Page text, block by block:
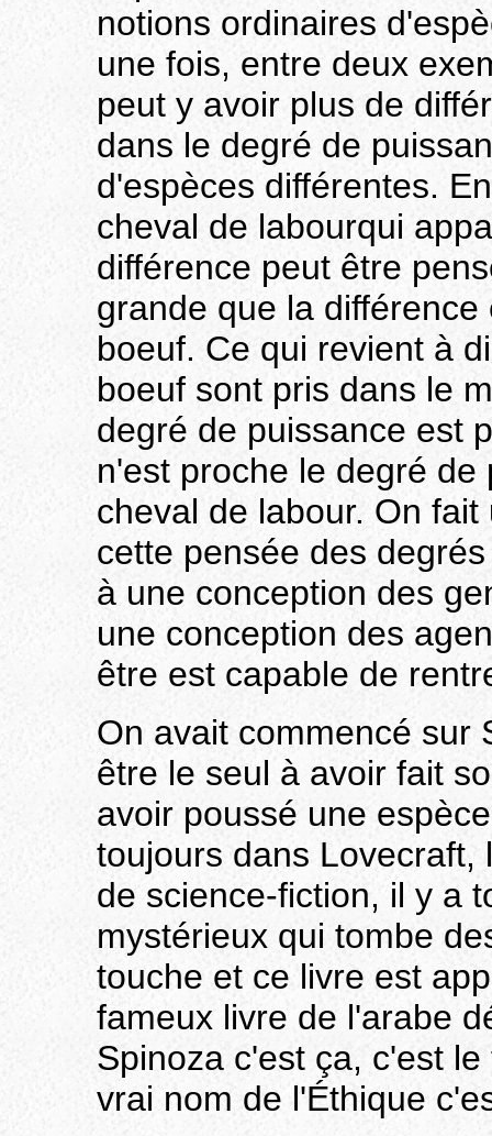
notions ordinaires
une fois, entre deux
peut y avoir plus de
dans le degré de
d'espèces différentes.
cheval de labourqui
différence peut être
grande que la
boeuf. Ce qui revient à
boeuf sont pris dans le
degré de puissance est
n'est proche le degré
cheval de labour. On
cette pensée des
à une conception des
une conception des
être est capable de
On avait commencé sur
être le seul à avoir fait
avoir poussé une
toujours dans
de science-fiction, il y a
mystérieux qui tombe
touche et ce livre est
fameux livre de l'arabe
Spinoza c'est ça, c'est
vrai nom de l'Éthique